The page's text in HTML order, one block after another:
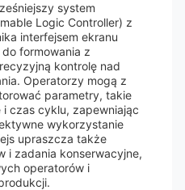
system
Logic Controller) z
interfejsem ekranu
formowania z
kontrolę nad
Operatorzy mogą z
parametry, takie
czas cyklu, zapewniając
wykorzystanie
upraszcza także
i zadania konserwacyjne,
operatorów i